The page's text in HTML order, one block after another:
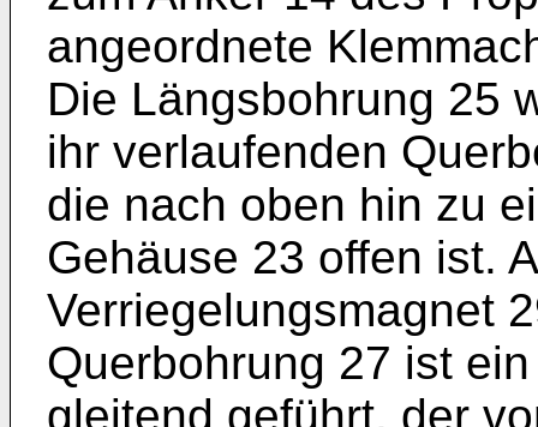
angeordnete
Die Längsbohrung 25
ihr verlaufenden
die nach oben hin zu
Gehäuse 23 offen ist.
Verriegelungsmagnet
Querbohrung 27 ist
gleitend geführt, der